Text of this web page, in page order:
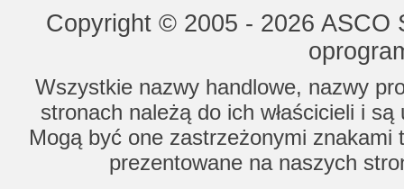
Copyright © 2005 - 2026
Wszystkie nazwy handlowe, nazwy
stronach należą do ich właścicieli i
Mogą być one zastrzeżonymi znakami
prezentowane na naszych